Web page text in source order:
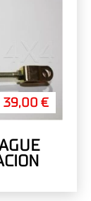
39,00 €